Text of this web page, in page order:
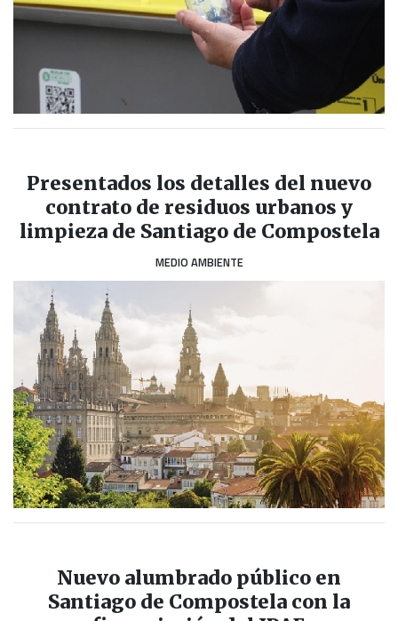
Presentados los detalles del nuevo
contrato de residuos urbanos y
limpieza de Santiago de Compostela
MEDIO AMBIENTE
Nuevo alumbrado público en
Santiago de Compostela con la